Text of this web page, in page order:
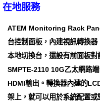
在地服務
ATEM Monitoring Rack
台控制面板，內建視訊轉換
本地切換台，還設有前面板
SMPTE-2110 10G乙太網路
HDMI輸出。轉換器內建的
架上，就可以用於系統配置或